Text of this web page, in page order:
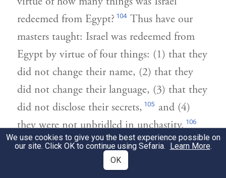
redeemed from Egypt? 104 Thus have our
masters taught: Israel was redeemed from
Egypt by virtue of four things: (1) that they
did not change their name, (2) that they
did not change their language, (3) that they
did not disclose their secrets, 105 and (4)
they were not unbridled in unchastity. 106
שלא שינו שמם, שראובן ושמעון ירדו
We use cookies to give you the best experience possible on
our site. Click OK to continue using Sefaria. Learn More.
OK